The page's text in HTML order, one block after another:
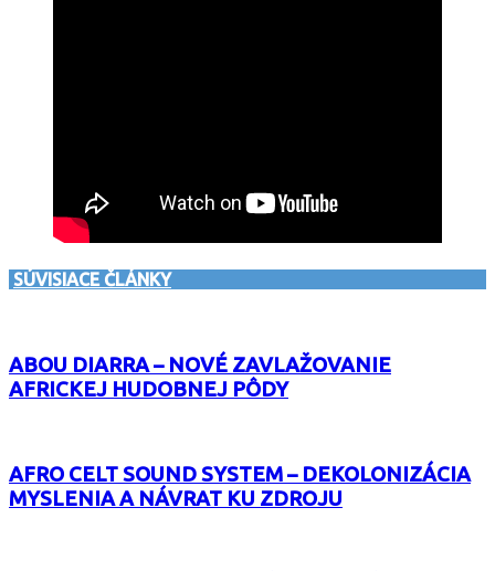
SÚVISIACE ČLÁNKY
ABOU DIARRA – NOVÉ ZAVLAŽOVANIE
AFRICKEJ HUDOBNEJ PÔDY
AFRO CELT SOUND SYSTEM – DEKOLONIZÁCIA
MYSLENIA A NÁVRAT KU ZDROJU